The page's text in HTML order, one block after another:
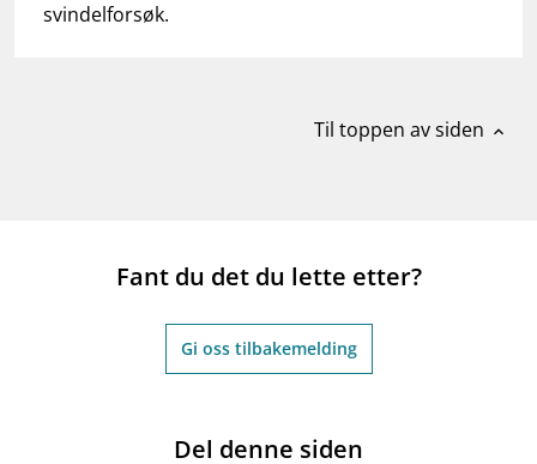
svindelforsøk.
Til toppen av siden expand_less
Fant du det du lette etter?
Gi oss tilbakemelding
Del denne siden